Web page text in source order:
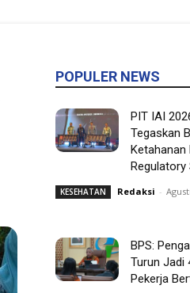
POPULER NEWS
PIT IAI
Tegaskan
Ketahanan
Regulatory
KESEHATAN Redaksi -
BPS:
Turun Jadi
Pekerja